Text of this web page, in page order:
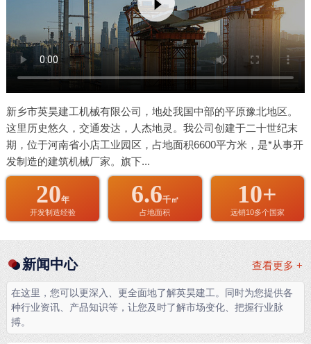
新乡市英昊建工机械有限公司，地处我国中部的平原豫北地区。
这里历史悠久，交通发达，人杰地灵。我公司创建于二十世纪末
期，位于河南省小店工业园区，占地面积6600平方米，是*从事开
发制造的建筑机械厂家。旗下...
20年
开发制造经验
6.6千㎡
占地面积
10+
远销10多个国家
查看更多 +
新闻中心
在这里，您可以更深入、更全面地了解英昊建工。同时为您提供各
种行业资讯、产品知识等，让您及时了解市场变化、把握行业脉
搏。